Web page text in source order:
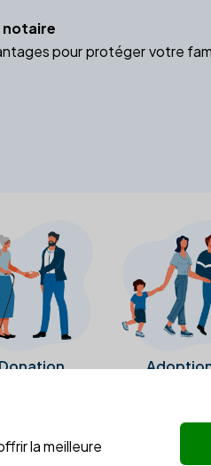
notaire
pour protéger votre
Ils n'ont ni été
la meilleure